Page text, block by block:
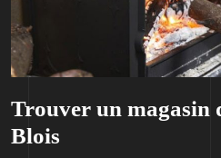
Trouver un magasin
Blois